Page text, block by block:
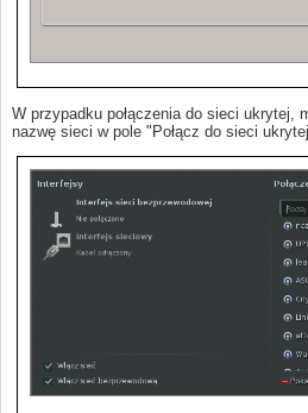
W przypadku połączenia do sieci ukrytej,
nazwę sieci w pole "Połącz do sieci